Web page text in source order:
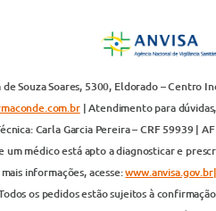
Souza Soares, 5300, Eldorado –
| Atendimento para
Carla Garcia Pereira – CRF 59939
médico está apto a diagnosticar e
informações, acesse:www.anvisa.gov.br|
os pedidos estão sujeitos à